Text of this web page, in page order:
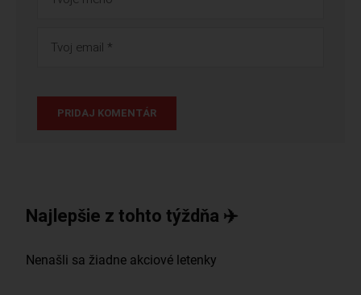
Najlepšie z tohto týždňa ✈️